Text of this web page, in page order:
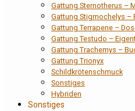
Gattung Sternotherus –
Gattung Stigmochelys –
Gattung Terrapene –
Gattung Testudo –
Gattung Trachemys –
Gattung Trionyx
Schildkrötenschmuck
Sonstiges
Hybriden
Sonstiges